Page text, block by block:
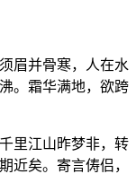
眉并骨寒，人在水
。霜华满地，欲跨
里江山昨梦非，转
近矣。寄言俦侣，